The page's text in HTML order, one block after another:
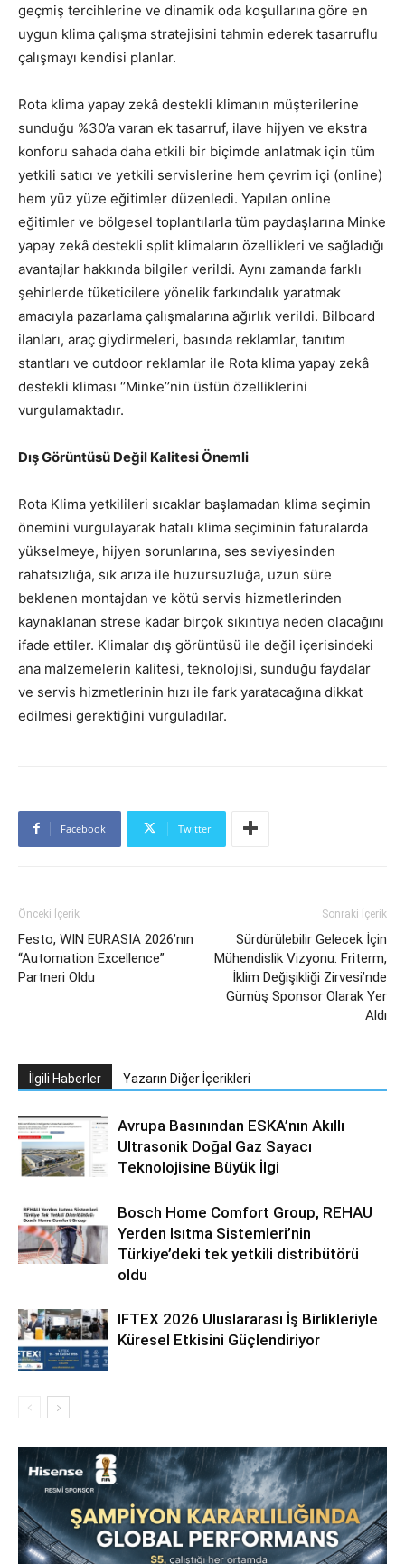
geçmiş tercihlerine ve dinamik oda koşullarına göre en
uygun klima çalışma stratejisini tahmin ederek tasarruflu
çalışmayı kendisi planlar.
Rota klima yapay zekâ destekli klimanın müşterilerine
sunduğu %30’a varan ek tasarruf, ilave hijyen ve ekstra
konforu sahada daha etkili bir biçimde anlatmak için tüm
yetkili satıcı ve yetkili servislerine hem çevrim içi (online)
hem yüz yüze eğitimler düzenledi. Yapılan online
eğitimler ve bölgesel toplantılarla tüm paydaşlarına Minke
yapay zekâ destekli split klimaların özellikleri ve sağladığı
avantajlar hakkında bilgiler verildi. Aynı zamanda farklı
şehirlerde tüketicilere yönelik farkındalık yaratmak
amacıyla pazarlama çalışmalarına ağırlık verildi. Bilboard
ilanları, araç giydirmeleri, basında reklamlar, tanıtım
stantları ve outdoor reklamlar ile Rota klima yapay zekâ
destekli kliması ‘’Minke’’nin üstün özelliklerini
vurgulamaktadır.
Dış Görüntüsü Değil Kalitesi Önemli
Rota Klima yetkilileri sıcaklar başlamadan klima seçimin
önemini vurgulayarak hatalı klima seçiminin faturalarda
yükselmeye, hijyen sorunlarına, ses seviyesinden
rahatsızlığa, sık arıza ile huzursuzluğa, uzun süre
beklenen montajdan ve kötü servis hizmetlerinden
kaynaklanan strese kadar birçok sıkıntıya neden olacağını
ifade ettiler. Klimalar dış görüntüsü ile değil içerisindeki
ana malzemelerin kalitesi, teknolojisi, sunduğu faydalar
ve servis hizmetlerinin hızı ile fark yaratacağına dikkat
edilmesi gerektiğini vurguladılar.
Facebook Twitter
Önceki İçerik
Festo, WIN EURASIA 2026’nın
“Automation Excellence”
Partneri Oldu
Sonraki İçerik
Sürdürülebilir Gelecek İçin
Mühendislik Vizyonu: Friterm,
İklim Değişikliği Zirvesi’nde
Gümüş Sponsor Olarak Yer
Aldı
İlgili Haberler Yazarın Diğer İçerikleri
Avrupa Basınından ESKA’nın Akıllı
Ultrasonik Doğal Gaz Sayacı
Teknolojisine Büyük İlgi
Bosch Home Comfort Group, REHAU
Yerden Isıtma Sistemleri’nin
Türkiye’deki tek yetkili distribütörü
oldu
IFTEX 2026 Uluslararası İş Birlikleriyle
Küresel Etkisini Güçlendiriyor